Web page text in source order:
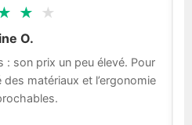
★ ★
O.
: son prix un peu élevé. Pour
matériaux et l’ergonomie